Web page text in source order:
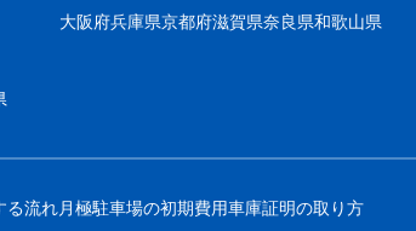
大阪府兵庫県京都府滋賀県奈良県和歌山県
る流れ月極駐車場の初期費用車庫証明の取り方